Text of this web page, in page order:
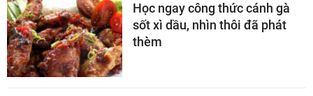
Học ngay công thức cánh gà
sốt xì dầu, nhìn thôi đã phát
thèm